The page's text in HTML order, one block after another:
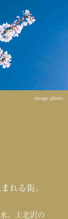
image photo
れる街。
、上北沢の